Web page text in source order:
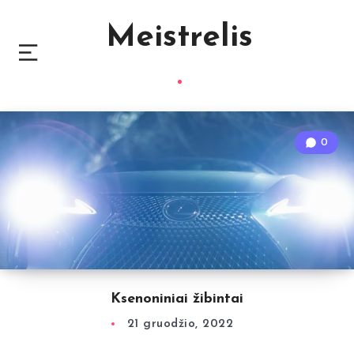
Meistrelis
Ksenoniniai žibintai
0
21 gruodžio, 2022